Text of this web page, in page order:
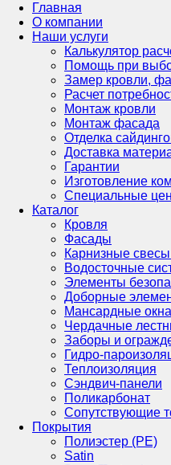
Главная
О компании
Наши услуги
Калькулятор
Помощь при
Замер кровли,
Расчет
Монтаж кровли
Монтаж фасада
Отделка
Доставка
Гарантии
Изготовление
Специальные
Каталог
Кровля
Фасады
Карнизные
Водосточные
Элементы
Доборные
Мансардные окна
Чердачные
Заборы и
Гидро-
Теплоизоляция
Сэндвич-панели
Поликарбонат
Сопутствующие
Покрытия
Полиэстер (РЕ)
Satin